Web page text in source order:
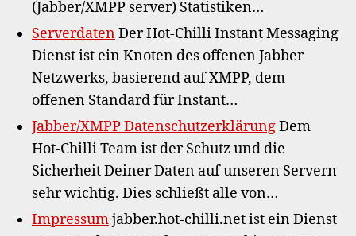
(Jabber/XMPP server) Statistiken…
ServerdatenDer Hot-Chilli Instant Messaging
Dienst ist ein Knoten des offenen Jabber
Netzwerks, basierend auf XMPP, dem
offenen Standard für Instant…
Jabber/XMPP DatenschutzerklärungDem
Hot-Chilli Team ist der Schutz und die
Sicherheit Deiner Daten auf unseren Servern
sehr wichtig. Dies schließt alle von…
Impressumjabber.hot-chilli.net ist ein Dienst